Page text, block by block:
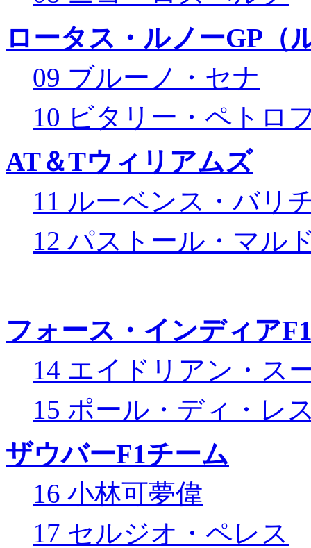
ロータス・ルノーGP（
09 ブルーノ・セナ
10 ビタリー・ペトロ
AT＆Tウィリアムズ
11 ルーベンス・バリ
12 パストール・マル
フォース・インディア
14 エイドリアン・ス
15 ポール・ディ・レ
ザウバーF1チーム
16 小林可夢偉
17 セルジオ・ペレス